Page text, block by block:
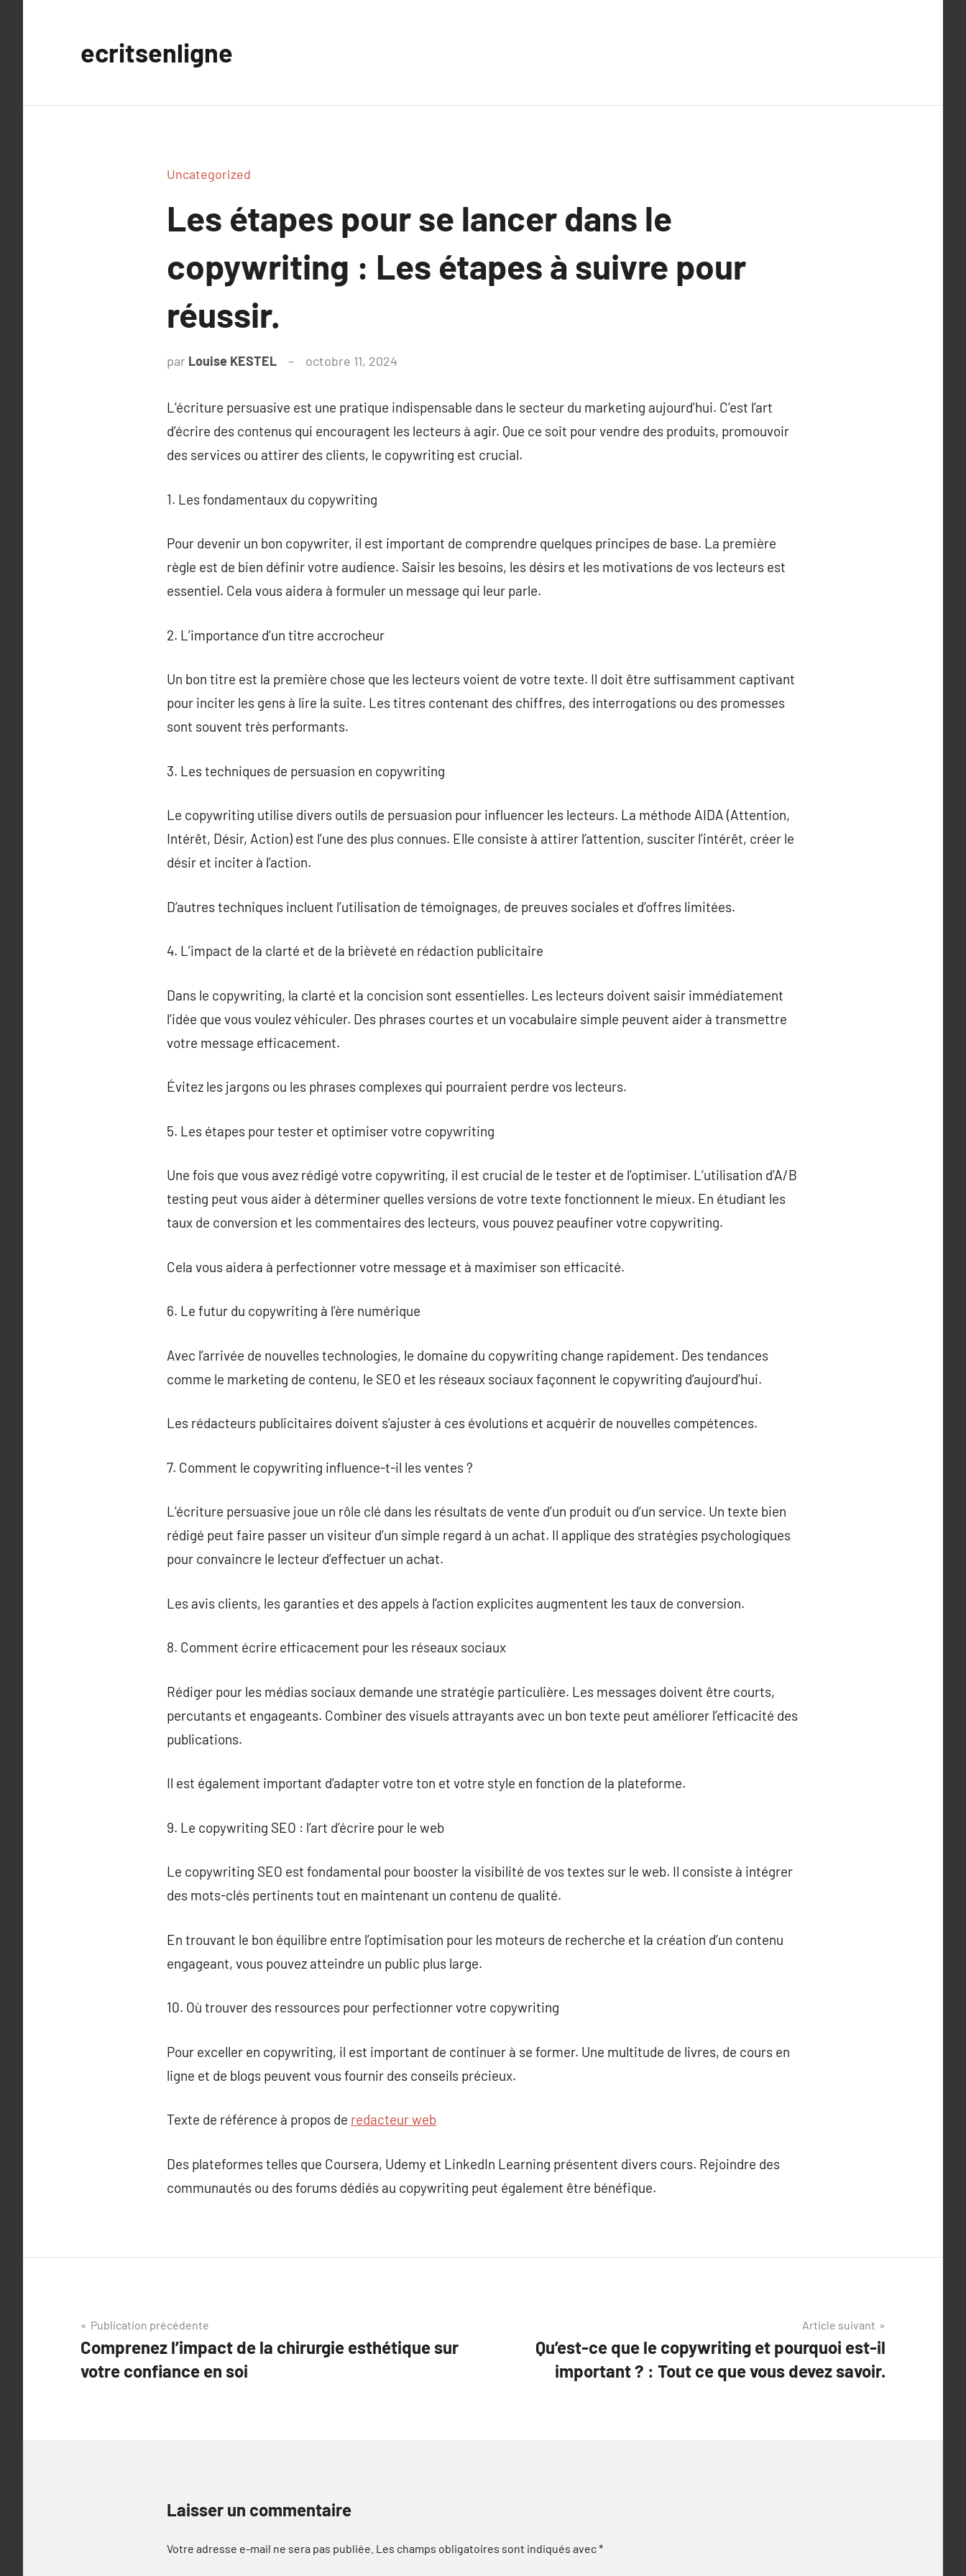
ecritsenligne
Uncategorized
Les étapes pour se lancer dans le
copywriting : Les étapes à suivre pour
réussir.
par Louise KESTEL octobre 11, 2024
L’écriture persuasive est une pratique indispensable dans le secteur du marketing aujourd’hui. C’est l’art
d’écrire des contenus qui encouragent les lecteurs à agir. Que ce soit pour vendre des produits, promouvoir
des services ou attirer des clients, le copywriting est crucial.
1. Les fondamentaux du copywriting
Pour devenir un bon copywriter, il est important de comprendre quelques principes de base. La première
règle est de bien définir votre audience. Saisir les besoins, les désirs et les motivations de vos lecteurs est
essentiel. Cela vous aidera à formuler un message qui leur parle.
2. L’importance d’un titre accrocheur
Un bon titre est la première chose que les lecteurs voient de votre texte. Il doit être suffisamment captivant
pour inciter les gens à lire la suite. Les titres contenant des chiffres, des interrogations ou des promesses
sont souvent très performants.
3. Les techniques de persuasion en copywriting
Le copywriting utilise divers outils de persuasion pour influencer les lecteurs. La méthode AIDA (Attention,
Intérêt, Désir, Action) est l’une des plus connues. Elle consiste à attirer l’attention, susciter l’intérêt, créer le
désir et inciter à l’action.
D’autres techniques incluent l’utilisation de témoignages, de preuves sociales et d’offres limitées.
4. L’impact de la clarté et de la brièveté en rédaction publicitaire
Dans le copywriting, la clarté et la concision sont essentielles. Les lecteurs doivent saisir immédiatement
l’idée que vous voulez véhiculer. Des phrases courtes et un vocabulaire simple peuvent aider à transmettre
votre message efficacement.
Évitez les jargons ou les phrases complexes qui pourraient perdre vos lecteurs.
5. Les étapes pour tester et optimiser votre copywriting
Une fois que vous avez rédigé votre copywriting, il est crucial de le tester et de l’optimiser. L’utilisation d’A/B
testing peut vous aider à déterminer quelles versions de votre texte fonctionnent le mieux. En étudiant les
taux de conversion et les commentaires des lecteurs, vous pouvez peaufiner votre copywriting.
Cela vous aidera à perfectionner votre message et à maximiser son efficacité.
6. Le futur du copywriting à l’ère numérique
Avec l’arrivée de nouvelles technologies, le domaine du copywriting change rapidement. Des tendances
comme le marketing de contenu, le SEO et les réseaux sociaux façonnent le copywriting d’aujourd’hui.
Les rédacteurs publicitaires doivent s’ajuster à ces évolutions et acquérir de nouvelles compétences.
7. Comment le copywriting influence-t-il les ventes ?
L’écriture persuasive joue un rôle clé dans les résultats de vente d’un produit ou d’un service. Un texte bien
rédigé peut faire passer un visiteur d’un simple regard à un achat. Il applique des stratégies psychologiques
pour convaincre le lecteur d’effectuer un achat.
Les avis clients, les garanties et des appels à l’action explicites augmentent les taux de conversion.
8. Comment écrire efficacement pour les réseaux sociaux
Rédiger pour les médias sociaux demande une stratégie particulière. Les messages doivent être courts,
percutants et engageants. Combiner des visuels attrayants avec un bon texte peut améliorer l’efficacité des
publications.
Il est également important d’adapter votre ton et votre style en fonction de la plateforme.
9. Le copywriting SEO : l’art d’écrire pour le web
Le copywriting SEO est fondamental pour booster la visibilité de vos textes sur le web. Il consiste à intégrer
des mots-clés pertinents tout en maintenant un contenu de qualité.
En trouvant le bon équilibre entre l’optimisation pour les moteurs de recherche et la création d’un contenu
engageant, vous pouvez atteindre un public plus large.
10. Où trouver des ressources pour perfectionner votre copywriting
Pour exceller en copywriting, il est important de continuer à se former. Une multitude de livres, de cours en
ligne et de blogs peuvent vous fournir des conseils précieux.
Texte de référence à propos de redacteur web
Des plateformes telles que Coursera, Udemy et LinkedIn Learning présentent divers cours. Rejoindre des
communautés ou des forums dédiés au copywriting peut également être bénéfique.
Navigation
de
l’article
Publication précédente
Comprenez l’impact de la chirurgie esthétique sur
votre confiance en soi
Article suivant
Qu’est-ce que le copywriting et pourquoi est-il
important ? : Tout ce que vous devez savoir.
Laisser un commentaire
Votre adresse e-mail ne sera pas publiée. Les champs obligatoires sont indiqués avec*